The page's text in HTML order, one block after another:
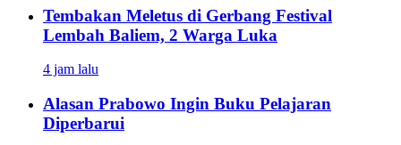
Tembakan Meletus di Gerbang Festival
Lembah Baliem, 2 Warga Luka
4 jam lalu
Alasan Prabowo Ingin Buku Pelajaran
Diperbarui